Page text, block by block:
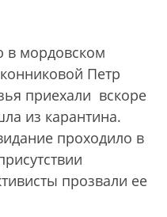
в мордовском
Петр
приехали вскоре
из карантина.
проходило в
прозвали ее